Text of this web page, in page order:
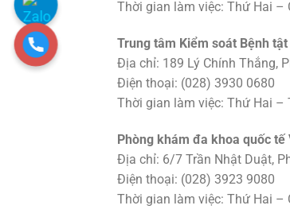
Thời gian làm việc: Thứ Hai –
Trung tâm Kiểm soát Bệnh tật
Địa chỉ: 189 Lý Chính Thắng,
Điện thoại: (028) 3930 0680
Thời gian làm việc: Thứ Hai –
Phòng khám đa khoa quốc
Địa chỉ: 6/7 Trần Nhật Duật,
Điện thoại: (028) 3923 9080
Thời gian làm việc: Thứ Hai –